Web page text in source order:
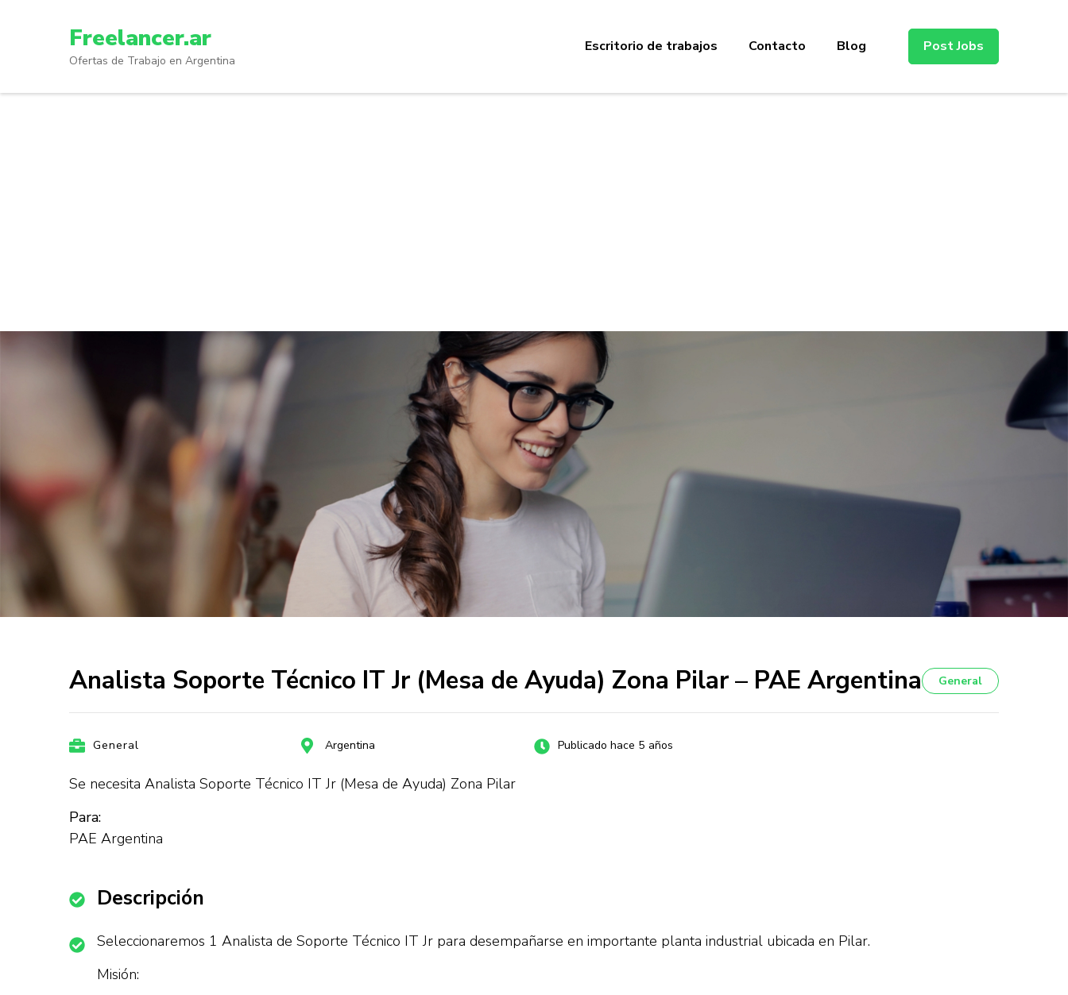
Enter)
Freelancer.ar
Ofertas de Trabajo en Argentina
Escritorio de trabajos Contacto Blog Post Jobs
Analista Soporte Técnico IT Jr (Mesa de Ayuda) Zona Pilar – PAE Argentina General
General Argentina Publicado hace 5 años
Se necesita Analista Soporte Técnico IT Jr (Mesa de Ayuda) Zona Pilar
Para:
PAE Argentina
Descripción
Seleccionaremos 1 Analista de Soporte Técnico IT Jr para desempañarse en importante planta industrial ubicada en Pilar.
Misión: